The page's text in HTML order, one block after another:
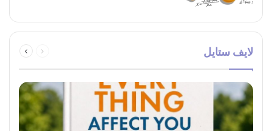
لايف ستايل
الصفحة